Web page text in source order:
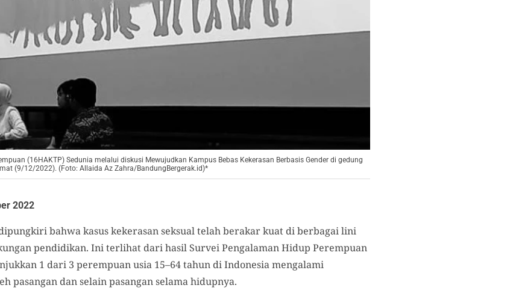
(16HAKTP) Sedunia melalui diskusi Mewujudkan Kampus Bebas Kekerasan Berbasis Gender di gedung
(9/12/2022). (Foto: Allaida Az Zahra/BandungBergerak.id)*
2022
bahwa kasus kekerasan seksual telah berakar kuat di berbagai lini
pendidikan. Ini terlihat dari hasil Survei Pengalaman Hidup Perempuan
1 dari 3 perempuan usia 15–64 tahun di Indonesia mengalami
pasangan dan selain pasangan selama hidupnya.